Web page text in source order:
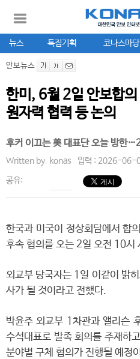
뉴스 특집기획 코나스마당
안보뉴스
한미, 6월 2일 안보합
원자력 협력 등 논의
후커 이끄는 美 대표단 오늘 방한
Written by. konas 입력 : 2026-06-
공유:
한국과 미국이 정상회담에서 합
후속 협의를 오는 2일 오전 10시
외교부 당국자는 1일 이같이 밝
사가 될 것이라고 전했다.
박윤주 외교부 1차관과 앨리슨
수석대표로 발족 회의를 주재하
분야별 구체 협의가 진행될 예정